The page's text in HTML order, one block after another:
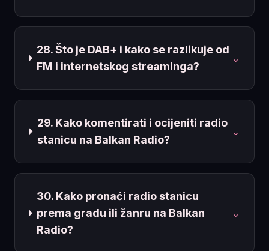
28. Što je DAB+ i kako se razlikuje od
FM i internetskog streaminga?
⌄
29. Kako komentirati i ocijeniti radio
stanicu na Balkan Radio?
⌄
30. Kako pronaći radio stanicu
prema gradu ili žanru na Balkan
Radio?
⌄